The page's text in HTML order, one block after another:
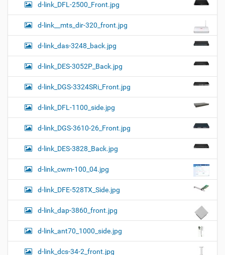
d-link_DFL-2500_Front.jpg
d-link__mts_dir-320_front.jpg
d-link_das-3248_back.jpg
d-link_DES-3052P_Back.jpg
d-link_DGS-3324SRi_Front.jpg
d-link_DFL-1100_side.jpg
d-link_DGS-3610-26_Front.jpg
d-link_DES-3828_Back.jpg
d-link_cwm-100_04.jpg
d-link_DFE-528TX_Side.jpg
d-link_dap-3860_front.jpg
d-link_ant70_1000_side.jpg
d-link_dcs-34-2_front.jpg